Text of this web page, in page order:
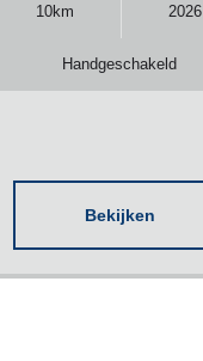
10km 2026
Handgeschakeld
Bekijken